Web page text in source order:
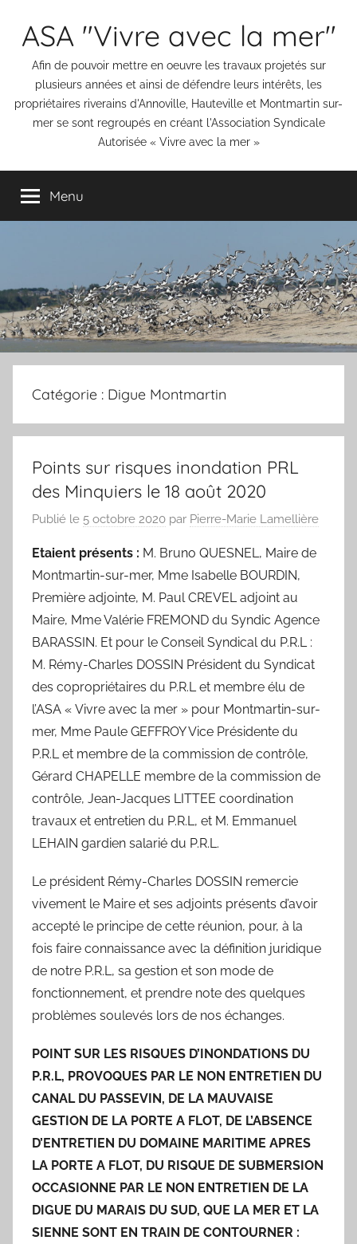
ASA "Vivre avec la mer"
Afin de pouvoir mettre en oeuvre les travaux projetés sur
plusieurs années et ainsi de défendre leurs intérêts, les
propriétaires riverains d'Annoville, Hauteville et Montmartin sur-
mer se sont regroupés en créant l'Association Syndicale
Autorisée « Vivre avec la mer »
Menu
Catégorie : Digue Montmartin
Points sur risques inondation PRL
des Minquiers le 18 août 2020
Publié le 5 octobre 2020 par Pierre-Marie Lamellière
Etaient présents : M. Bruno QUESNEL, Maire de
Montmartin-sur-mer, Mme Isabelle BOURDIN,
Première adjointe, M. Paul CREVEL adjoint au
Maire, Mme Valérie FREMOND du Syndic Agence
BARASSIN. Et pour le Conseil Syndical du P.R.L :
M. Rémy-Charles DOSSIN Président du Syndicat
des copropriétaires du P.R.L et membre élu de
l’ASA « Vivre avec la mer » pour Montmartin-sur-
mer, Mme Paule GEFFROY Vice Présidente du
P.R.L et membre de la commission de contrôle,
Gérard CHAPELLE membre de la commission de
contrôle, Jean-Jacques LITTEE coordination
travaux et entretien du P.R.L, et M. Emmanuel
LEHAIN gardien salarié du P.R.L.
Le président Rémy-Charles DOSSIN remercie
vivement le Maire et ses adjoints présents d’avoir
accepté le principe de cette réunion, pour, à la
fois faire connaissance avec la définition juridique
de notre P.R.L, sa gestion et son mode de
fonctionnement, et prendre note des quelques
problèmes soulevés lors de nos échanges.
POINT SUR LES RISQUES D’INONDATIONS DU
P.R.L, PROVOQUES PAR LE NON ENTRETIEN DU
CANAL DU PASSEVIN, DE LA MAUVAISE
GESTION DE LA PORTE A FLOT, DE L’ABSENCE
D’ENTRETIEN DU DOMAINE MARITIME APRES
LA PORTE A FLOT, DU RISQUE DE SUBMERSION
OCCASIONNE PAR LE NON ENTRETIEN DE LA
DIGUE DU MARAIS DU SUD, QUE LA MER ET LA
SIENNE SONT EN TRAIN DE CONTOURNER :